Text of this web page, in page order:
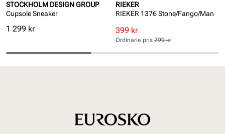
STOCKHOLM DESIGN GROUP
Cupsole Sneaker
Pris
1 299 kr
RIEKER
RIEKER 1376 Stone/Fango/Man
Rabatterat
pris
Pris
399 kr
Ordinarie
pris
Pris
Ordinarie pris 799 kr